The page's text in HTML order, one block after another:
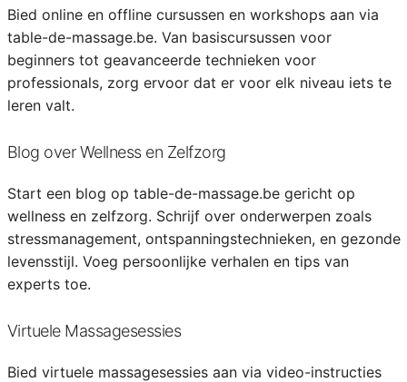
Bied online en offline cursussen en workshops aan via
table-de-massage.be. Van basiscursussen voor
beginners tot geavanceerde technieken voor
professionals, zorg ervoor dat er voor elk niveau iets te
leren valt.
Blog over Wellness en Zelfzorg
Start een blog op table-de-massage.be gericht op
wellness en zelfzorg. Schrijf over onderwerpen zoals
stressmanagement, ontspanningstechnieken, en gezonde
levensstijl. Voeg persoonlijke verhalen en tips van
experts toe.
Virtuele Massagesessies
Bied virtuele massagesessies aan via video-instructies